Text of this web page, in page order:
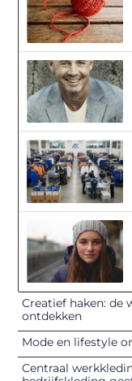
Creatief haken: de
ontdekken
Mode en lifestyle
Centraal